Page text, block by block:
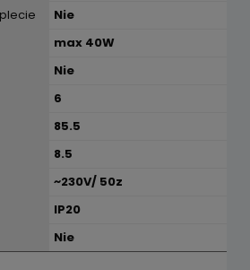
Nie
max 40W
Nie
6
85.5
8.5
~230V/ 50z
IP20
Nie